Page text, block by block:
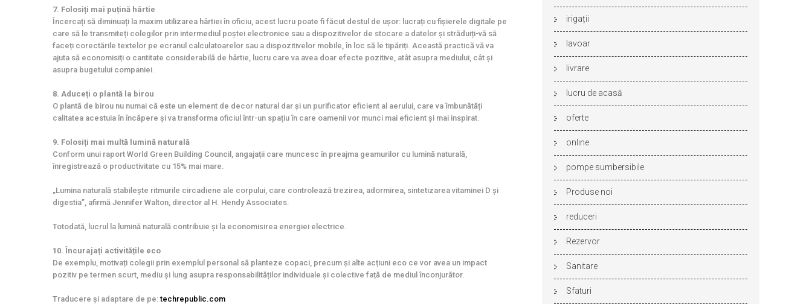
7. Folosiți mai puțină hârtie
Încercați să diminuați la maxim utilizarea hârtiei în oficiu, acest lucru poate fi făcut destul de ușor: lucrați cu fișierele digitale pe
care să le transmiteți colegilor prin intermediul poștei electronice sau a dispozitivelor de stocare a datelor și străduiți-vă să
faceți corectările textelor pe ecranul calculatoarelor sau a dispozitivelor mobile, în loc să le tipăriți. Această practică vă va
ajuta să economisiți o cantitate considerabilă de hârtie, lucru care va avea doar efecte pozitive, atât asupra mediului, cât și
asupra bugetului companiei.
8. Aduceți o plantă la birou
O plantă de birou nu numai că este un element de decor natural dar și un purificator eficient al aerului, care va îmbunătăți
calitatea acestuia în încăpere și va transforma oficiul într-un spațiu în care oamenii vor munci mai eficient și mai inspirat.
9. Folosiți mai multă lumină naturală
Conform unui raport World Green Building Council, angajații care muncesc în preajma geamurilor cu lumină naturală,
înregistrează o productivitate cu 15% mai mare.
„Lumina naturală stabilește ritmurile circadiene ale corpului, care controlează trezirea, adormirea, sintetizarea vitaminei D și
digestia”, afirmă Jennifer Walton, director al H. Hendy Associates.
Totodată, lucrul la lumină naturală contribuie și la economisirea energiei electrice.
10. Încurajați activitățile eco
De exemplu, motivați colegii prin exemplul personal să planteze copaci, precum și alte acțiuni eco ce vor avea un impact
pozitiv pe termen scurt, mediu și lung asupra responsabilităților individuale și colective față de mediul înconjurător.
Traducere și adaptare de pe:techrepublic.com
irigații
lavoar
livrare
lucru de acasă
oferte
online
pompe sumbersibile
Produse noi
reduceri
Rezervor
Sanitare
Sfaturi